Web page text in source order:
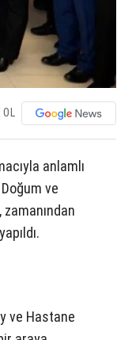
anlamlı
ve
ve Hastane